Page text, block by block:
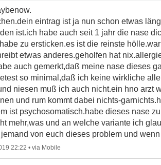
eintrag ist ja nun schon etwas
ist.ich habe auch seit 1 jahr die nase
zu ersticken.es ist die reinste
etwas anderes.geholfen hat
auch gemerkt,daß meine nase dieses
so minimal,daß ich keine wirkliche
niesen muß ich auch nicht.ein hno arzt
und rum kommt dabei nichts-
ist psychosomatisch.habe dieses nase
mehr,was und an welche variante ich
jemand von euch dieses problem und
22:22 •